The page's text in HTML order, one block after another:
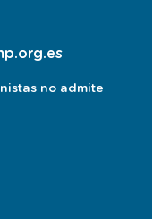
no admite